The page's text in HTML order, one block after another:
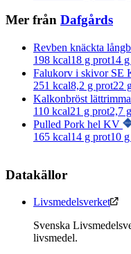
Mer från Dafgårds
Revben knäckta
198 kcal18 g prot14
Falukorv i skivor SE
251 kcal8,2 g prot22
Kalkonbröst
110 kcal21 g prot2,7
Pulled Pork hel KV
165 kcal14 g prot10
Datakällor
Livsmedelsverket
Svenska
livsmedel.